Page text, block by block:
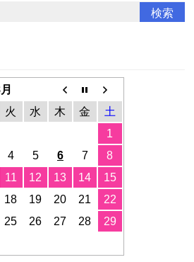
火 水 木 金
土
1
4 5 6 7
8
11 12 13 14
15
18 19 20 21
22
25 26 27 28
29